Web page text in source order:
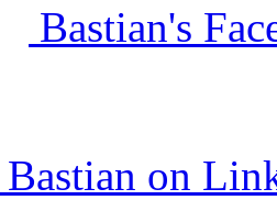
Bastian's
Bastian on